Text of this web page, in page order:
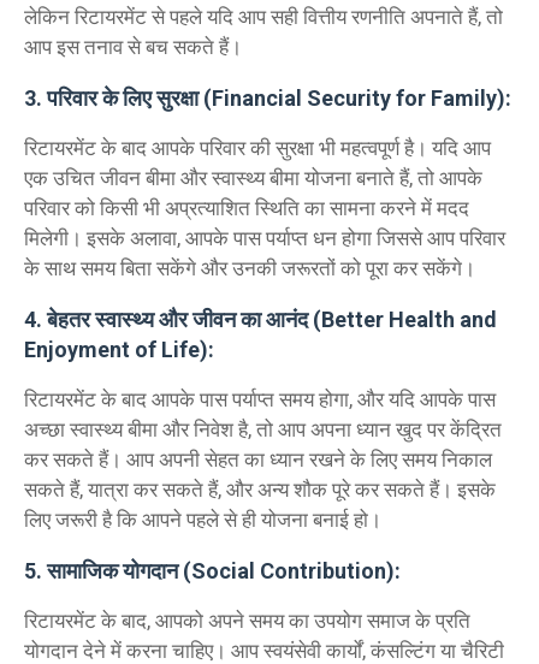
लेकिन रिटायरमेंट से पहले यदि आप सही वित्तीय रणनीति अपनाते हैं, तो
आप इस तनाव से बच सकते हैं।
3. परिवार के लिए सुरक्षा (Financial Security for Family):
रिटायरमेंट के बाद आपके परिवार की सुरक्षा भी महत्वपूर्ण है। यदि आप
एक उचित जीवन बीमा और स्वास्थ्य बीमा योजना बनाते हैं, तो आपके
परिवार को किसी भी अप्रत्याशित स्थिति का सामना करने में मदद
मिलेगी। इसके अलावा, आपके पास पर्याप्त धन होगा जिससे आप परिवार
के साथ समय बिता सकेंगे और उनकी जरूरतों को पूरा कर सकेंगे।
4. बेहतर स्वास्थ्य और जीवन का आनंद (Better Health and
Enjoyment of Life):
रिटायरमेंट के बाद आपके पास पर्याप्त समय होगा, और यदि आपके पास
अच्छा स्वास्थ्य बीमा और निवेश है, तो आप अपना ध्यान खुद पर केंद्रित
कर सकते हैं। आप अपनी सेहत का ध्यान रखने के लिए समय निकाल
सकते हैं, यात्रा कर सकते हैं, और अन्य शौक पूरे कर सकते हैं। इसके
लिए जरूरी है कि आपने पहले से ही योजना बनाई हो।
5. सामाजिक योगदान (Social Contribution):
रिटायरमेंट के बाद, आपको अपने समय का उपयोग समाज के प्रति
योगदान देने में करना चाहिए। आप स्वयंसेवी कार्यों, कंसल्टिंग या चैरिटी